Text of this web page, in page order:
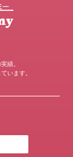
績。
います。